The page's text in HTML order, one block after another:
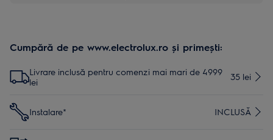
Cumpără de pe www.electrolux.ro și primești:
Livrare inclusă pentru comenzi mai mari de 4999
lei
35 lei
Instalare* INCLUSĂ